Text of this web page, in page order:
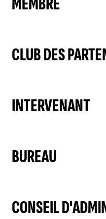
CLUB DES
INTERVENANT
BUREAU
CONSEIL